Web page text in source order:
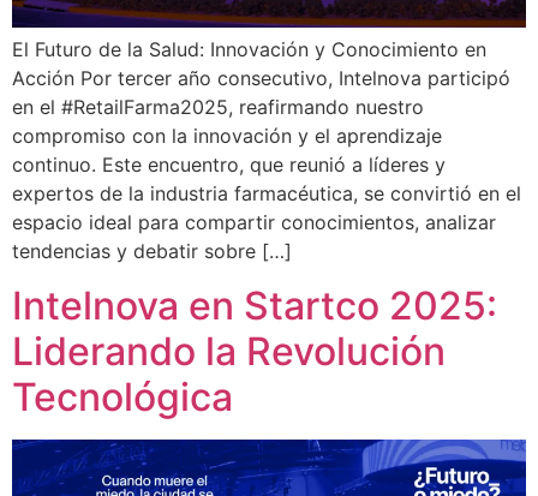
El Futuro de la Salud: Innovación y Conocimiento en
Acción Por tercer año consecutivo, Intelnova participó
en el #RetailFarma2025, reafirmando nuestro
compromiso con la innovación y el aprendizaje
continuo. Este encuentro, que reunió a líderes y
expertos de la industria farmacéutica, se convirtió en el
espacio ideal para compartir conocimientos, analizar
tendencias y debatir sobre […]
Intelnova en Startco 2025:
Liderando la Revolución
Tecnológica